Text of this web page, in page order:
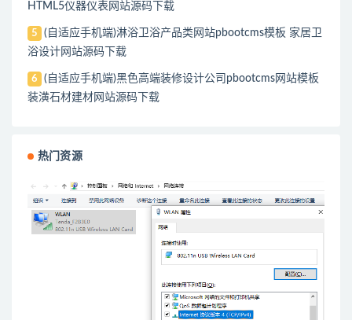
HTML5仪器仪表网站源码下载
5
(自适应手机端)淋浴卫浴产品类网站pbootcms模板 家居卫
浴设计网站源码下载
6
(自适应手机端)黑色高端装修设计公司pbootcms网站模板
装潢石材建材网站源码下载
热门资源